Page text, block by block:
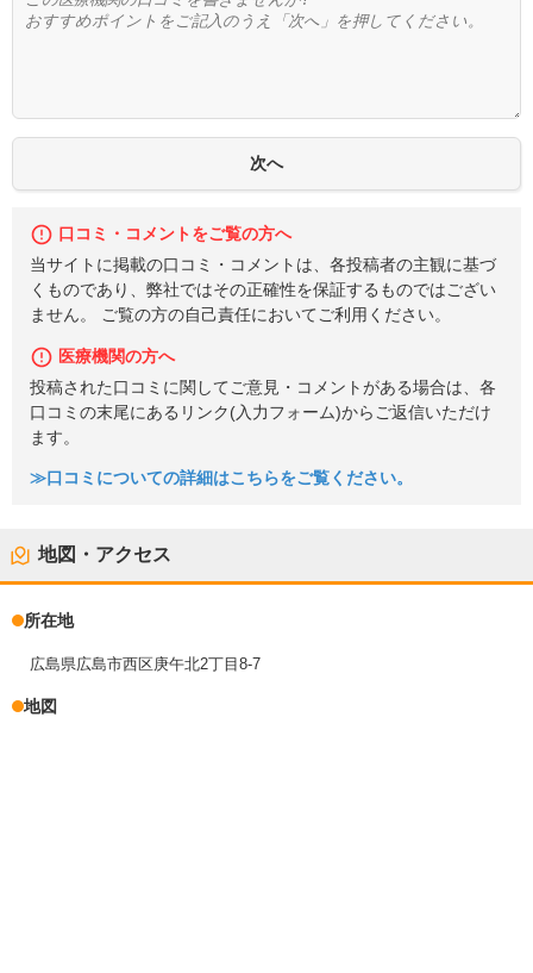
口コミ・コメントをご覧の方へ
当サイトに掲載の口コミ・コメントは、各投稿者の主観に基づ
くものであり、弊社ではその正確性を保証するものではござい
ません。 ご覧の方の自己責任においてご利用ください。
医療機関の方へ
投稿された口コミに関してご意見・コメントがある場合は、各
口コミの末尾にあるリンク(入力フォーム)からご返信いただけ
ます。
≫口コミについての詳細はこちらをご覧ください。
地図・アクセス
所在地
広島県広島市西区庚午北2丁目8-7
地図